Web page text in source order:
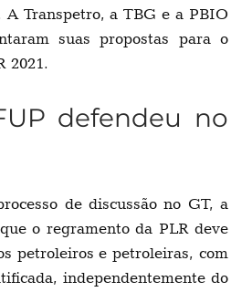
Transpetro, a TBG e a PBIO
suas propostas para o
2021.
defendeu no
de discussão no GT, a
o regramento da PLR deve
petroleiros e petroleiras, com
independentemente do